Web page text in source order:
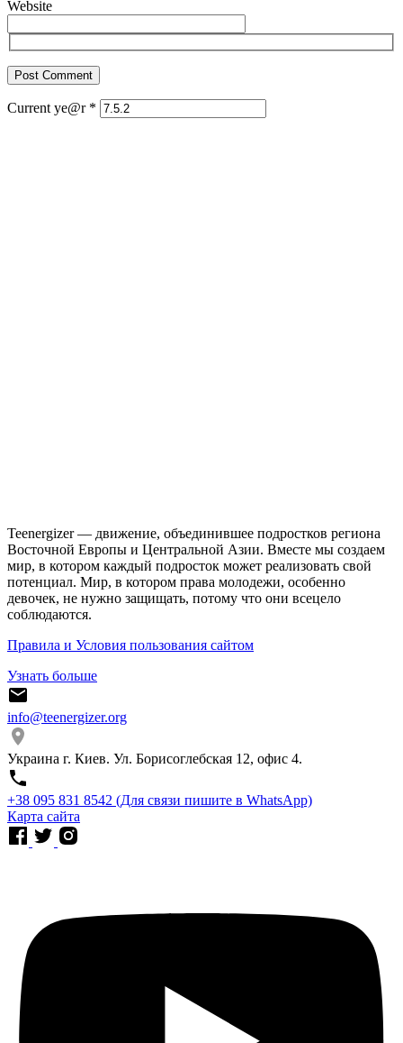
Website
Current ye@r *
Teenergizer — движение, объединившее подростков региона
Восточной Европы и Центральной Азии. Вместе мы создаем
мир, в котором каждый подросток может реализовать свой
потенциал. Мир, в котором права молодежи, особенно
девочек, не нужно защищать, потому что они всецело
соблюдаются.
Правила и Условия пользования сайтом
Узнать больше
info@teenergizer.org
Украина г. Киев. Ул. Борисоглебская 12, офис 4.
⁨+38 095 831 8542⁩ (Для связи пишите в WhatsApp)
Карта сайта